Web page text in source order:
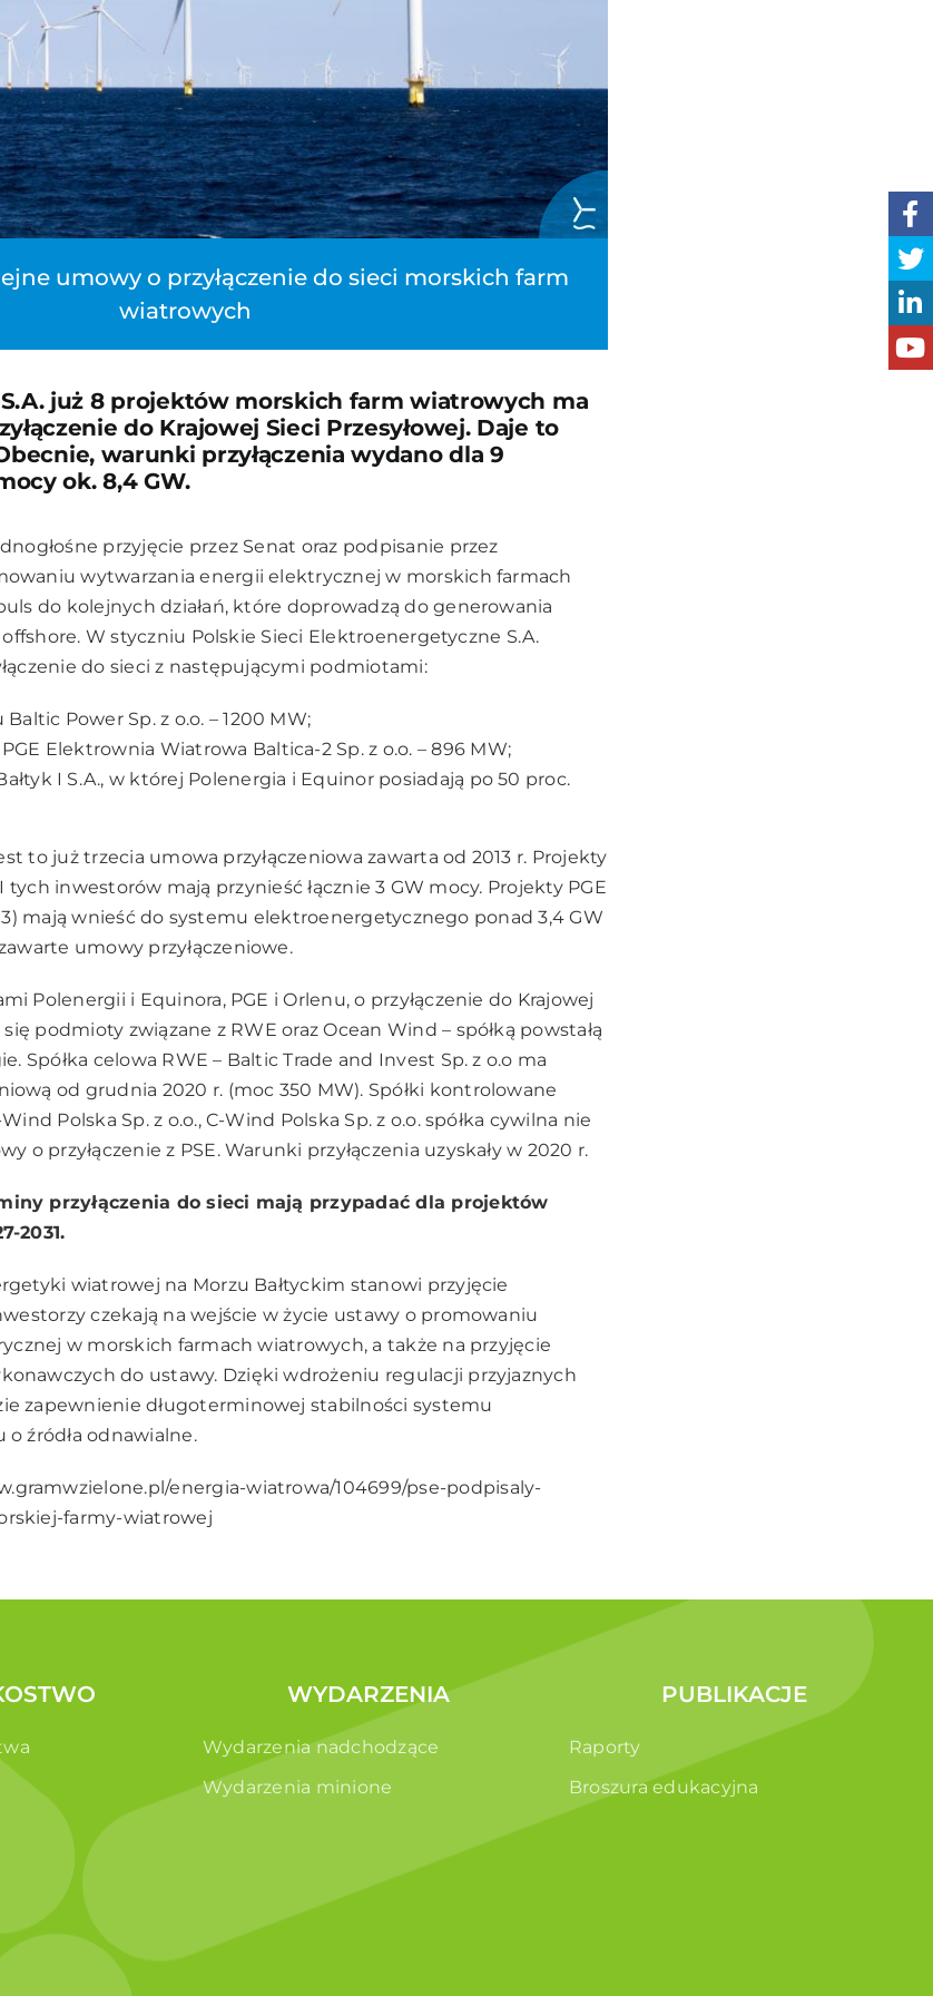
umowy o przyłączenie do sieci morskich farm
wiatrowych
S.A. już 8 projektów morskich farm wiatrowych ma
do Krajowej Sieci Przesyłowej. Daje to
warunki przyłączenia wydano dla 9
ok. 8,4 GW.
przyjęcie przez Senat oraz podpisanie przez
wytwarzania energii elektrycznej w morskich farmach
do kolejnych działań, które doprowadzą do generowania
W styczniu Polskie Sieci Elektroenergetyczne S.A.
do sieci z następującymi podmiotami:
Power Sp. z o.o. – 1200 MW;
Elektrownia Wiatrowa Baltica-2 Sp. z o.o. – 896 MW;
I S.A., w której Polenergia i Equinor posiadają po 50 proc.
to już trzecia umowa przyłączeniowa zawarta od 2013 r. Projekty
tych inwestorów mają przynieść łącznie 3 GW mocy. Projekty PGE
3) mają wnieść do systemu elektroenergetycznego ponad 3,4 GW
umowy przyłączeniowe.
Polenergii i Equinora, PGE i Orlenu, o przyłączenie do Krajowej
podmioty związane z RWE oraz Ocean Wind – spółką powstałą
Spółka celowa RWE – Baltic Trade and Invest Sp. z o.o ma
od grudnia 2020 r. (moc 350 MW). Spółki kontrolowane
Polska Sp. z o.o., C-Wind Polska Sp. z o.o. spółka cywilna nie
o przyłączenie z PSE. Warunki przyłączenia uzyskały w 2020 r.
przyłączenia do sieci mają przypadać dla projektów
2031.
wiatrowej na Morzu Bałtyckim stanowi przyjęcie
czekają na wejście w życie ustawy o promowaniu
w morskich farmach wiatrowych, a także na przyjęcie
do ustawy. Dzięki wdrożeniu regulacji przyjaznych
zapewnienie długoterminowej stabilności systemu
źródła odnawialne.
energia-wiatrowa/104699/pse-podpisaly-
farmy-wiatrowej
WYDARZENIA
Wydarzenia nadchodzące
Wydarzenia minione
PUBLIKACJE
Raporty
Broszura edukacyjna